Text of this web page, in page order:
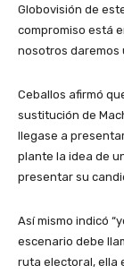
Globovisión de
compromiso está
nosotros daremos
Ceballos afirmó
sustitución de
llegase a
plante la idea de
presentar su
Así mismo indicó
escenario debe
ruta electoral, ella